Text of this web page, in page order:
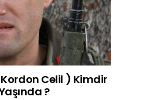
Celil ) Kimdir
?